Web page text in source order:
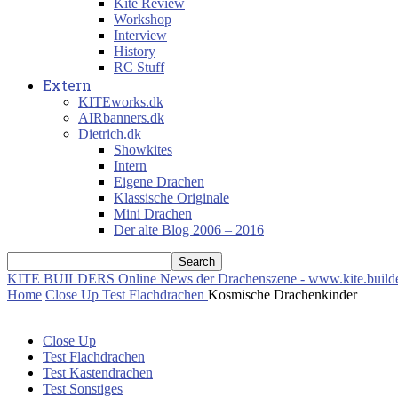
Kite Review
Workshop
Interview
History
RC Stuff
Extern
KITEworks.dk
AIRbanners.dk
Dietrich.dk
Showkites
Intern
Eigene Drachen
Klassische Originale
Mini Drachen
Der alte Blog 2006 – 2016
KITE BUILDERS Online News der Drachenszene -
Home Close Up Test Flachdrachen Kosmische Drachenkinder
Close Up
Test Flachdrachen
Test Kastendrachen
Test Sonstiges